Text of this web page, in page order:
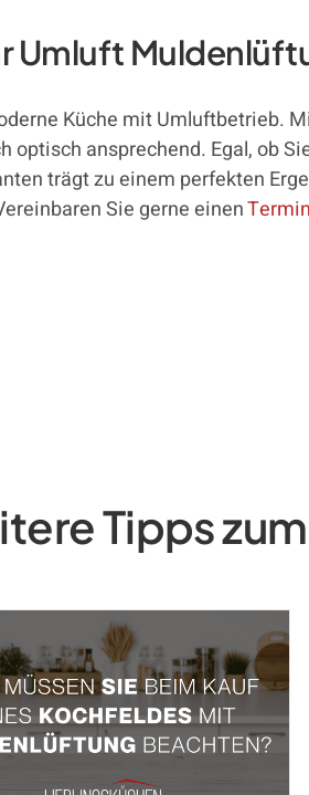
Umluft
Küche mit Umluftbetrieb.
ansprechend. Egal, ob
trägt zu einem perfekten
Sie gerne einen
Tipps